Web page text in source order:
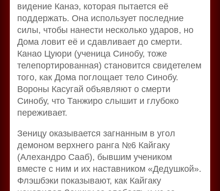
видение Канаэ, которая пытается её
поддержать. Она использует последние
силы, чтобы нанести несколько ударов, но
Дома ловит её и сдавливает до смерти.
Канао Цуюри (ученица Синобу, тоже
телепортированная) становится свидетелем
того, как Дома поглощает тело Синобу.
Вороны Касугай объявляют о смерти
Синобу, что Танжиро слышит и глубоко
переживает.
Зеницу оказывается загнанным в угол
демоном верхнего ранга №6 Кайгаку
(Алехандро Сааб), бывшим учеником
вместе с ним и их наставником «Дедушкой».
Флэшбэки показывают, как Кайгаку